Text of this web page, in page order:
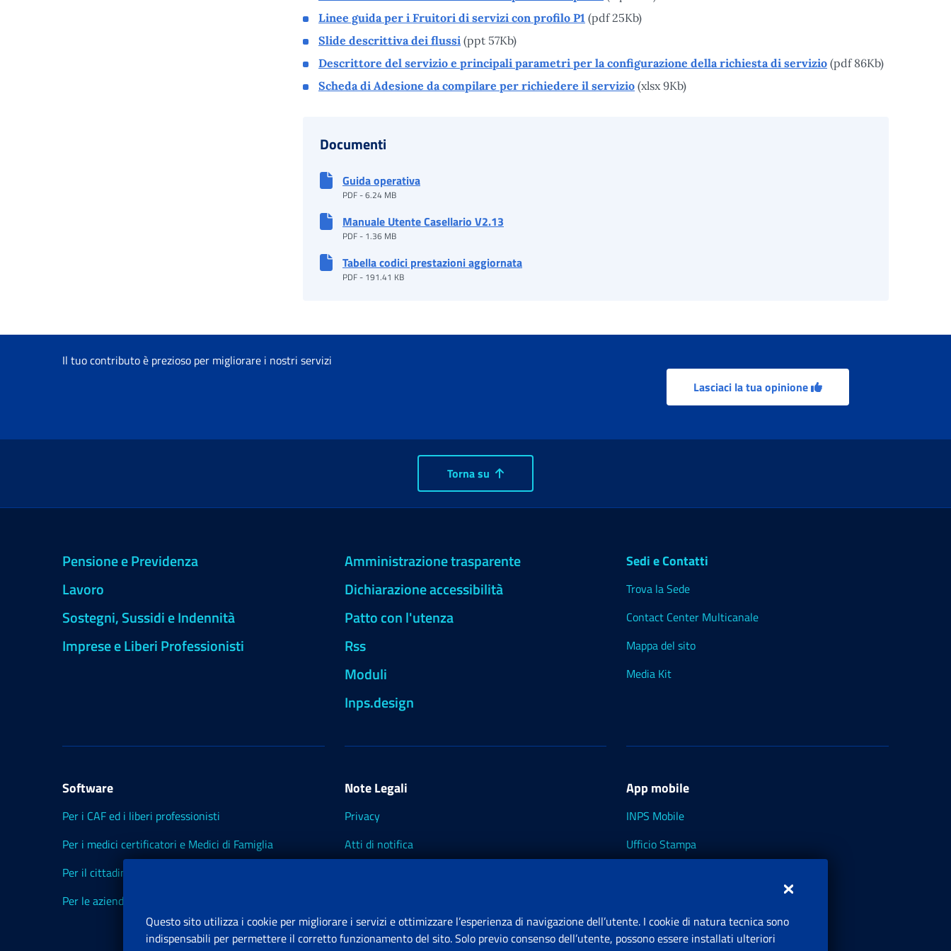
Linee guida per i Fruitori di servizi con profilo P1 (pdf 25Kb)
Slide descrittiva dei flussi (ppt 57Kb)
Descrittore del servizio e principali parametri per la configurazione della richiesta di servizio (pdf 86Kb)
Scheda di Adesione da compilare per richiedere il servizio (xlsx 9Kb)
Documenti
Guida operativa
PDF - 6.24 MB
Manuale Utente Casellario V2.13
PDF - 1.36 MB
Tabella codici prestazioni aggiornata
PDF - 191.41 KB
Il tuo contributo è prezioso per migliorare i nostri servizi
Lasciaci la tua opinione
Torna su
Pensione e Previdenza
Lavoro
Sostegni, Sussidi e Indennità
Imprese e Liberi Professionisti
Amministrazione trasparente
Dichiarazione accessibilità
Patto con l'utenza
Rss
Moduli
Inps.design
Sedi e Contatti
Trova la Sede
Contact Center Multicanale
Mappa del sito
Media Kit
Software
Per i CAF ed i liberi professionisti
Per i medici certificatori e Medici di Famiglia
Per il cittadino
Per le aziende ed i Consulenti
Note Legali
Privacy
Atti di notifica
App mobile
INPS Mobile
Ufficio Stampa
Questo sito utilizza i cookie per migliorare i servizi e ottimizzare l’esperienza di navigazione dell’utente. I cookie di natura tecnica sono
indispensabili per permettere il corretto funzionamento del sito. Solo previo consenso dell’utente, possono essere installati ulteriori